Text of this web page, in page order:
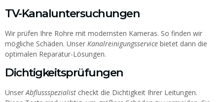
TV-Kanaluntersuchungen
Wir prüfen Ihre Rohre mit modernsten Kameras. So finden wir
mögliche Schäden. Unser Kanalreinigungsservice bietet dann die
optimalen Reparatur-Lösungen.
Dichtigkeitsprüfungen
UnserAbflussspezialist checkt die Dichtigkeit Ihrer Leitungen.